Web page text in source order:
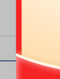
大
中
小